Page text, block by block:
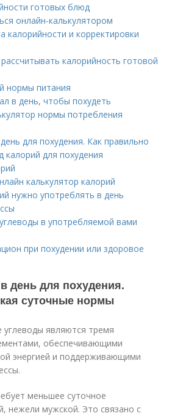
готовых блюд
онлайн-калькулятором
калорийности и корректировки
калорийность готовой
нормы питания
в день, чтобы похудеть
нормы потребления
для похудения. Как правильно
калорий для похудения
калькулятор калорий
нужно употреблять в день
в употребляемой вами
при похудении или здоровое
день для похудения.
суточные нормы
являются тремя
обеспечивающими
энергией и поддерживающими
меньшее суточное
нежели мужской. Это связано с